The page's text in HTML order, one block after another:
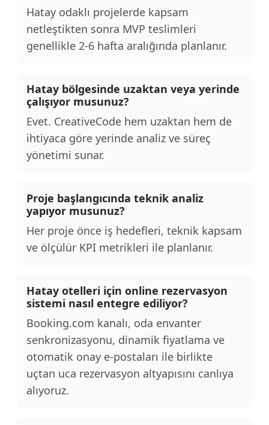
Hatay odaklı projelerde kapsam
netleştikten sonra MVP teslimleri
genellikle 2-6 hafta aralığında planlanır.
Hatay bölgesinde uzaktan veya yerinde
çalışıyor musunuz?
Evet. CreativeCode hem uzaktan hem de
ihtiyaca göre yerinde analiz ve süreç
yönetimi sunar.
Proje başlangıcında teknik analiz
yapıyor musunuz?
Her proje önce iş hedefleri, teknik kapsam
ve ölçülür KPI metrikleri ile planlanır.
Hatay otelleri için online rezervasyon
sistemi nasıl entegre ediliyor?
Booking.com kanalı, oda envanter
senkronizasyonu, dinamik fiyatlama ve
otomatik onay e-postaları ile birlikte
uçtan uca rezervasyon altyapısını canlıya
alıyoruz.